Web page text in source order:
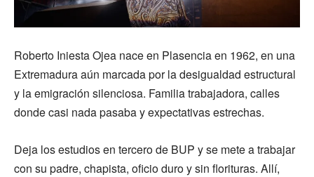
Roberto Iniesta Ojea nace en Plasencia en 1962, en una
Extremadura aún marcada por la desigualdad estructural
y la emigración silenciosa. Familia trabajadora, calles
donde casi nada pasaba y expectativas estrechas.
Deja los estudios en tercero de BUP y se mete a trabajar
con su padre, chapista, oficio duro y sin florituras. Allí,